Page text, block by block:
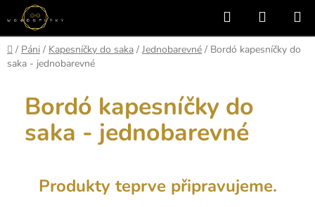
Přejít
na
obsah
Hledat
KOŠÍK
Domů
/ Páni / Kapesníčky do saka / Jednobarevné / Bordó kapesníčky do
saka - jednobarevné
Bordó kapesníčky do
saka - jednobarevné
Produkty teprve připravujeme.